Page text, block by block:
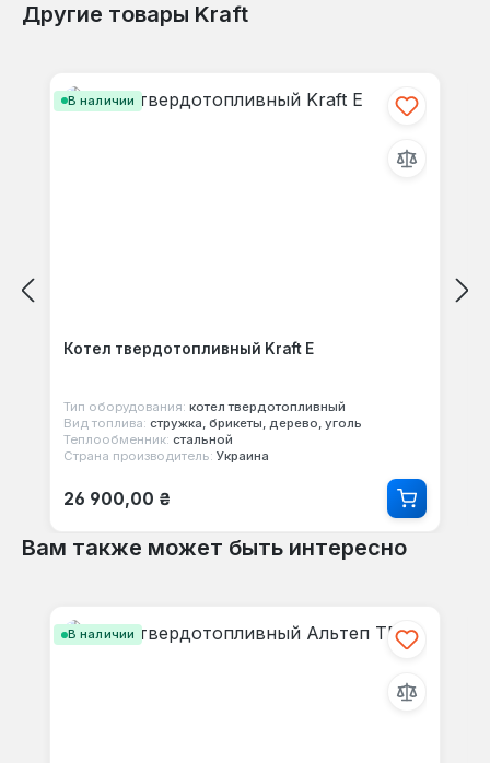
Другие товары Kraft
В наличии
Котел твердотопливный Kraft E
Тип оборудования: котел твердотопливный
Вид топлива: стружка, брикеты, дерево, уголь
Теплообменник: стальной
Страна производитель: Украина
Обычная цена:
26 900,00 ₴
Вам также может быть интересно
В наличии